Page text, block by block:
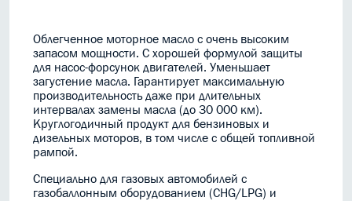
Облегченное моторное масло с очень высоким
запасом мощности. С хорошей формулой защиты
для насос-форсунок двигателей. Уменьшает
загустение масла. Гарантирует максимальную
производительность даже при длительных
интервалах замены масла (до 30 000 км).
Круглогодичный продукт для бензиновых и
дизельных моторов, в том числе с общей топливной
рампой.
Специально для газовых автомобилей с
газобаллонным оборудованием (CHG/LPG) и